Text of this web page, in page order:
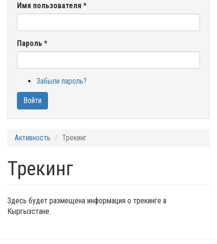
Имя пользователя *
Пароль *
Забыли пароль?
Войти
Активность Трекинг
Трекинг
Здесь будет размещена информация о трекинге в
Кыргызстане.